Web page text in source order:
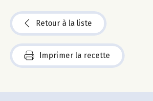
Retour à la liste
Imprimer la recette